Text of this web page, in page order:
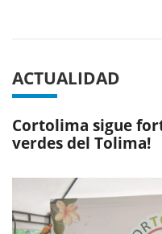
ACTUALIDAD
Cortolima sigue
verdes del Tolima!